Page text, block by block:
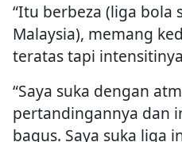
“Itu berbeza (liga bola
Malaysia), memang
teratas tapi
“Saya suka dengan
pertandingannya dan
bagus. Saya suka liga